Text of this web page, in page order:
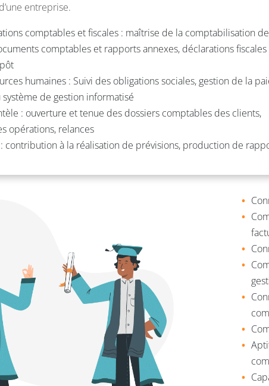
entreprise.
comptables et fiscales : maîtrise de la comptabilisation
comptables et rapports annexes, déclarations fiscales
humaines : Suivi des obligations sociales, gestion de la
de gestion informatisé
: ouverture et tenue des dossiers comptables des clients,
opérations, relances
contribution à la réalisation de prévisions, production de